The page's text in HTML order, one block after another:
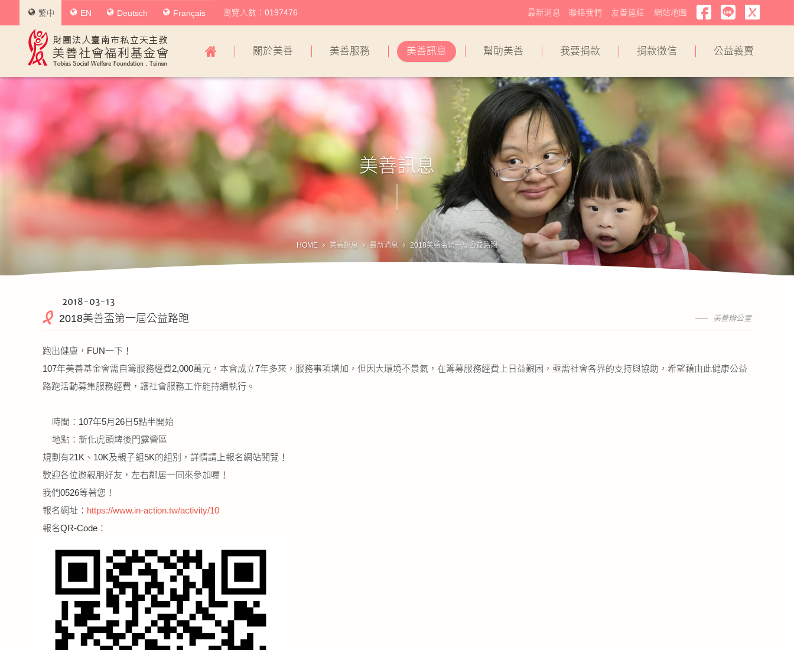
社
會
福
利
金
會
導
覽
關於美善 美善服務 美善訊息 幫助美善 我要捐款 捐款徵信 公益義賣
繁中 EN Deutsch Français 瀏覽人數：0197476 最新消息 聯絡我們 友善連結 網站地圖
美善訊息
HOME 美善訊息 最新消息 2018美善盃第一屆公益路跑
美善辦公室
2018-03-13
2018美善盃第一屆公益路跑
跑出健康，FUN一下！
107年美善基金會需自籌服務經費2,000萬元，本會成立7年多來，服務事項增加，但因大環境不景氣，在籌募服務經費上日益艱困，亟需社會各界的支持與協助，希望藉由此健康公益
路跑活動募集服務經費，讓社會服務工作能持續執行。
時間：107年5月26日5點半開始
地點：新化虎頭埤後門露營區
規劃有21K、10K及親子組5K的組別，詳情請上報名網站閱覽！
歡迎各位邀親朋好友，左右鄰居一同來參加喔！
我們0526等著您！
報名網址： https://www.in-action.tw/activity/10
報名QR-Code：